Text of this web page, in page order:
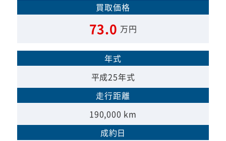
買取価格
73.0 万円
年式
平成25年式
走行距離
190,000 km
成約日